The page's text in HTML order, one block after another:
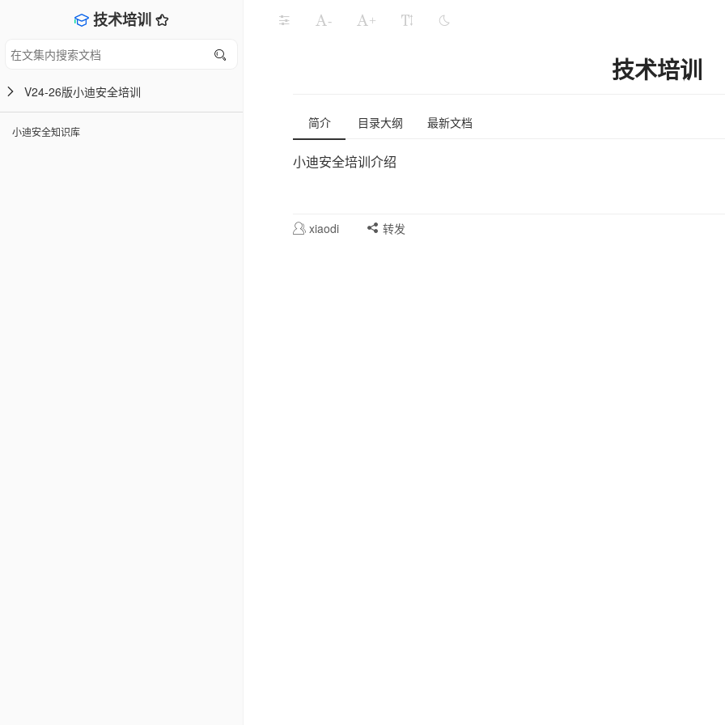
技术培训
V24-26版小迪安全培训
小迪安全知识库
- +
技术培训
简介 目录大纲 最新文档
小迪安全培训介绍
xiaodi 转发